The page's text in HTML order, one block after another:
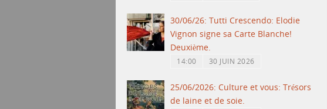
30/06/26: Tutti Crescendo: Elodie
Vignon signe sa Carte Blanche!
Deuxième.
14:00 30 JUIN 2026
25/06/2026: Culture et vous: Trésors
de laine et de soie.